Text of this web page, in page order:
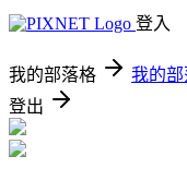
登入
我的部落格 我的
登出